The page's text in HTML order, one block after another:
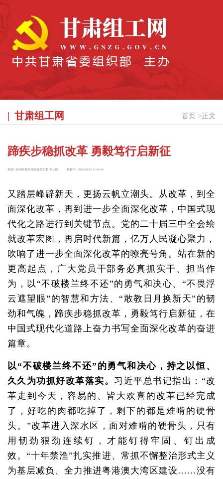
甘肃组工网 首页 > 正文
蹄疾步稳抓改革 勇毅笃行启新征
来源: 凉州区黄羊河街道党工委 齐小刚 更新于: 2024-08-12 11:06:46
又踏层峰辟新天，更扬云帆立潮头。从改革，到全
面深化改革，再到进一步全面深化改革，中国式现
代化之路进行到关键节点。党的二十届三中全会绘
就改革宏图，再启时代新篇，亿万人民凝心聚力，
吹响了进一步全面深化改革的嘹亮号角。站在新的
更高起点，广大党员干部务必真抓实干、担当作
为，以“不破楼兰终不还”的勇气和决心、“不畏浮
云遮望眼”的智慧和方法、“敢教日月换新天”的韧
劲和气魄，蹄疾步稳抓改革，勇毅笃行启新征，在
中国式现代化道路上奋力书写全面深化改革的奋进
篇章。
以“不破楼兰终不还”的勇气和决心，持之以恒、
久久为功抓好改革落实。 习近平总书记指出：“改
革走到今天，容易的、皆大欢喜的改革已经完成
了，好吃的肉都吃掉了，剩下的都是难啃的硬骨
头。”改革进入深水区，面对难啃的硬骨头，只有
用韧劲狠劲连续钉，才能钉得牢固、钉出成
效。“十年禁渔”扎实推进、常抓不懈整治形式主义
为基层减负、全力推进粤港澳大湾区建设……没有